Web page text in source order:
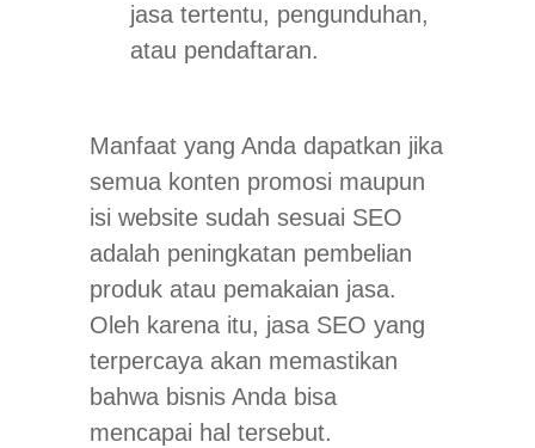
jasa tertentu, pengunduhan,
atau pendaftaran.
Manfaat yang Anda dapatkan jika
semua konten promosi maupun
isi website sudah sesuai SEO
adalah peningkatan pembelian
produk atau pemakaian jasa.
Oleh karena itu, jasa SEO yang
terpercaya akan memastikan
bahwa bisnis Anda bisa
mencapai hal tersebut.